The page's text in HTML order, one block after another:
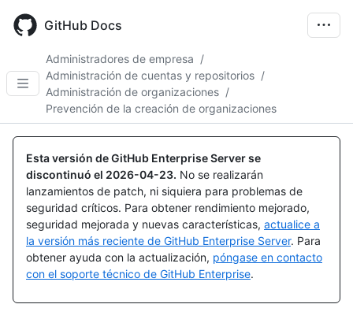
main
GitHub Docs
Administradores de empresa /
Administración de cuentas y repositorios /
Administración de organizaciones /
Prevención de la creación de organizaciones
Esta versión de GitHub Enterprise Server se
discontinuó el 2026-04-23. No se realizarán
lanzamientos de patch, ni siquiera para problemas de
seguridad críticos. Para obtener rendimiento mejorado,
seguridad mejorada y nuevas características, actualice a
la versión más reciente de GitHub Enterprise Server. Para
obtener ayuda con la actualización, póngase en contacto
con el soporte técnico de GitHub Enterprise.